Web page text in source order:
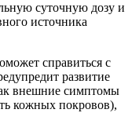
суточную дозу и
источника
справиться с
развитие
внешние симптомы
кожных покровов),